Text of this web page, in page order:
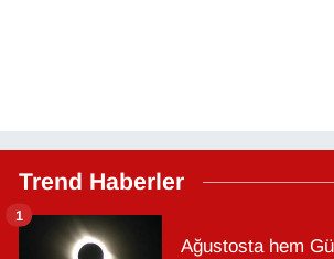
Trend Haberler
Ağustosta hem
1